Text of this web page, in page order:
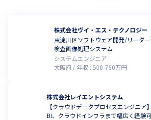
株式会社ヴイ・エス・テクノロジー
東淀川区ソフトウェア開発/リーダ
検査画像処理システム
システムエンジニア
大阪府
年収 : 500-760万円
株式会社レイエントシステム
【クラウドデータプロセスエンジニア
BI、クラウドインフラまで幅広く経験